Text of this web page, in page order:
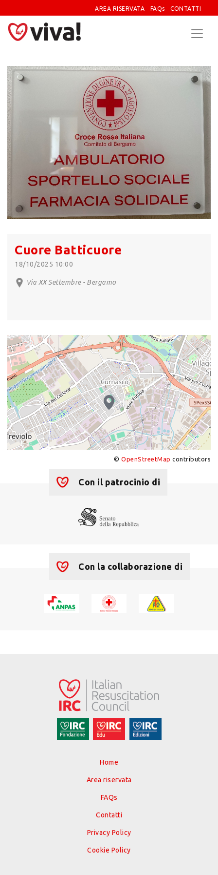
AREA RISERVATA FAQs CONTATTI
Cuore Batticuore
18/10/2025 10:00
Via XX Settembre - Bergamo
© OpenStreetMap contributors
Con il patrocinio di
Con la collaborazione di
Home
Area riservata
FAQs
Contatti
Privacy Policy
Cookie Policy